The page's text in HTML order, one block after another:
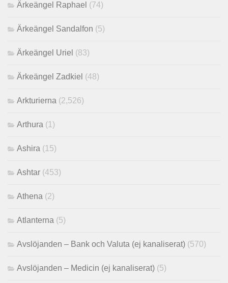
Ärkeängel Raphael (74)
Ärkeängel Sandalfon (5)
Ärkeängel Uriel (83)
Ärkeängel Zadkiel (48)
Arkturierna (2,526)
Arthura (1)
Ashira (15)
Ashtar (453)
Athena (2)
Atlanterna (5)
Avslöjanden – Bank och Valuta (ej kanaliserat) (570)
Avslöjanden – Medicin (ej kanaliserat) (5)